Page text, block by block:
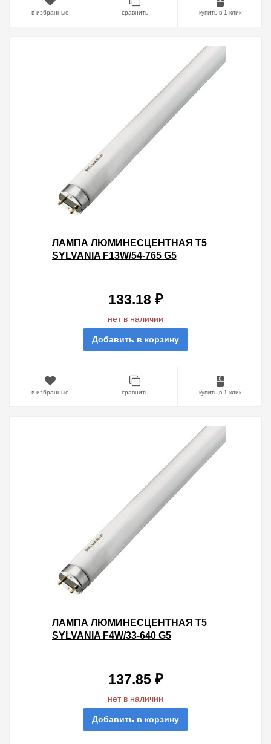
в избранные сравнить купить в 1 клик
ЛАМПА ЛЮМИНЕСЦЕНТНАЯ T5
SYLVANIA F13W/54-765 G5
133.18 ₽
нет в наличии
Добавить в корзину
в избранные сравнить купить в 1 клик
ЛАМПА ЛЮМИНЕСЦЕНТНАЯ T5
SYLVANIA F4W/33-640 G5
137.85 ₽
нет в наличии
Добавить в корзину